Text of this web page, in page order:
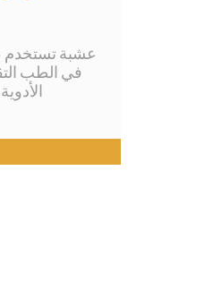
عشبة تستخدم
في الطب